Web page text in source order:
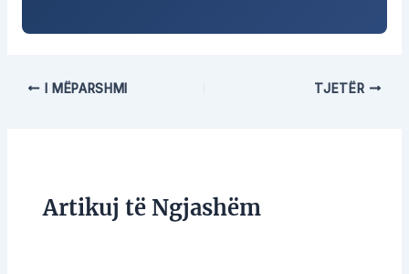
I MËPARSHMI TJETËR
Artikuj të Ngjashëm